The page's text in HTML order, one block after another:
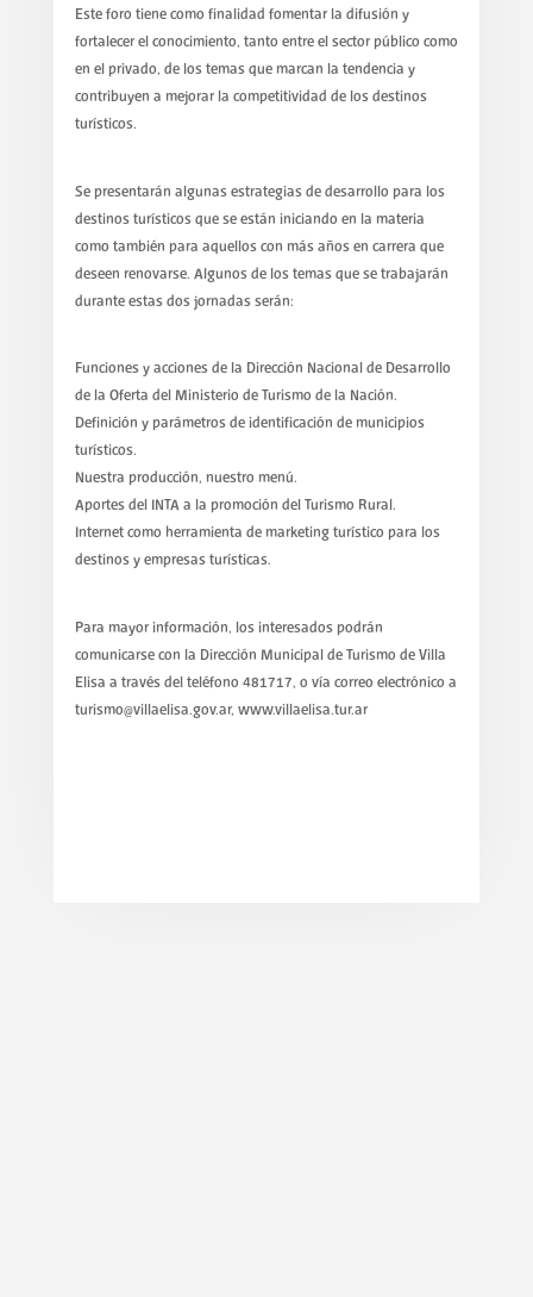
Este foro tiene como finalidad fomentar la difusión y
fortalecer el conocimiento, tanto entre el sector público como
en el privado, de los temas que marcan la tendencia y
contribuyen a mejorar la competitividad de los destinos
turísticos.
Se presentarán algunas estrategias de desarrollo para los
destinos turísticos que se están iniciando en la materia
como también para aquellos con más años en carrera que
deseen renovarse. Algunos de los temas que se trabajarán
durante estas dos jornadas serán:
Funciones y acciones de la Dirección Nacional de Desarrollo
de la Oferta del Ministerio de Turismo de la Nación.
Definición y parámetros de identificación de municipios
turísticos.
Nuestra producción, nuestro menú.
Aportes del INTA a la promoción del Turismo Rural.
Internet como herramienta de marketing turístico para los
destinos y empresas turísticas.
Para mayor información, los interesados podrán
comunicarse con la Dirección Municipal de Turismo de Villa
Elisa a través del teléfono 481717, o vía correo electrónico a
turismo@villaelisa.gov.ar, www.villaelisa.tur.ar